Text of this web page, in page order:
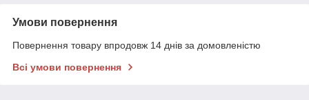
Умови повернення
Повернення товару впродовж 14 днів за домовленістю
Всі умови повернення